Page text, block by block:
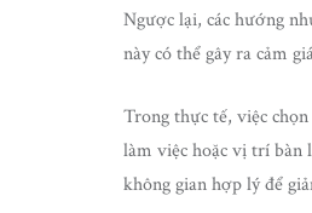
Ngược lại, các hướng
này có thể gây ra cảm
Trong thực tế, việc
làm việc hoặc vị trí bàn
không gian hợp lý để